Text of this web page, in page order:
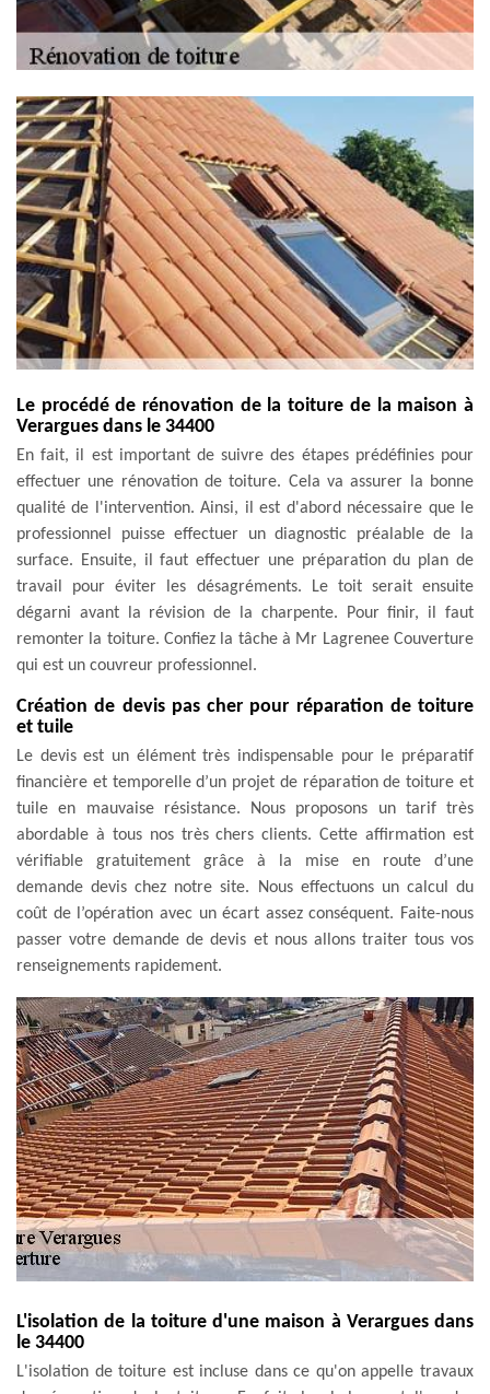
Le procédé de rénovation de la toiture de la maison à
Verargues dans le 34400
En fait, il est important de suivre des étapes prédéfinies pour
effectuer une rénovation de toiture. Cela va assurer la bonne
qualité de l'intervention. Ainsi, il est d'abord nécessaire que le
professionnel puisse effectuer un diagnostic préalable de la
surface. Ensuite, il faut effectuer une préparation du plan de
travail pour éviter les désagréments. Le toit serait ensuite
dégarni avant la révision de la charpente. Pour finir, il faut
remonter la toiture. Confiez la tâche à Mr Lagrenee Couverture
qui est un couvreur professionnel.
Création de devis pas cher pour réparation de toiture
et tuile
Le devis est un élément très indispensable pour le préparatif
financière et temporelle d’un projet de réparation de toiture et
tuile en mauvaise résistance. Nous proposons un tarif très
abordable à tous nos très chers clients. Cette affirmation est
vérifiable gratuitement grâce à la mise en route d’une
demande devis chez notre site. Nous effectuons un calcul du
coût de l’opération avec un écart assez conséquent. Faite-nous
passer votre demande de devis et nous allons traiter tous vos
renseignements rapidement.
L'isolation de la toiture d'une maison à Verargues dans
le 34400
L'isolation de toiture est incluse dans ce qu'on appelle travaux